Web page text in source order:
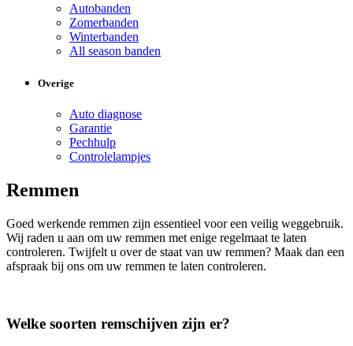
Autobanden
Zomerbanden
Winterbanden
All season banden
Overige
Auto diagnose
Garantie
Pechhulp
Controlelampjes
Remmen
Goed werkende remmen zijn essentieel voor een veilig weggebruik.
Wij raden u aan om uw remmen met enige regelmaat te laten
controleren. Twijfelt u over de staat van uw remmen? Maak dan een
afspraak bij ons om uw remmen te laten controleren.
Welke soorten remschijven zijn er?